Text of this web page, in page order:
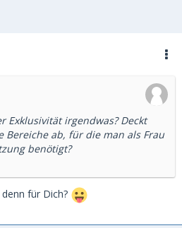
Exklusivität irgendwas? Deckt
Bereiche ab, für die man als Frau
benötigt?
für Dich?